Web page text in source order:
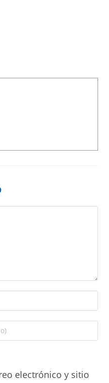
electrónico y sitio